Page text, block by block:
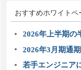
おすすめホワイトペ
2026年上半期
2026年3月期通
若手エンジニア